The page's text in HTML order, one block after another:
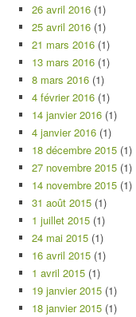
26 avril 2016 (1)
25 avril 2016 (1)
21 mars 2016 (1)
13 mars 2016 (1)
8 mars 2016 (1)
4 février 2016 (1)
14 janvier 2016 (1)
4 janvier 2016 (1)
18 décembre 2015 (1)
27 novembre 2015 (1)
14 novembre 2015 (1)
31 août 2015 (1)
1 juillet 2015 (1)
24 mai 2015 (1)
16 avril 2015 (1)
1 avril 2015 (1)
19 janvier 2015 (1)
18 janvier 2015 (1)